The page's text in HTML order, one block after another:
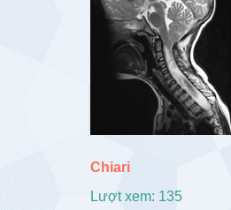
Chiari
Lượt xem: 135